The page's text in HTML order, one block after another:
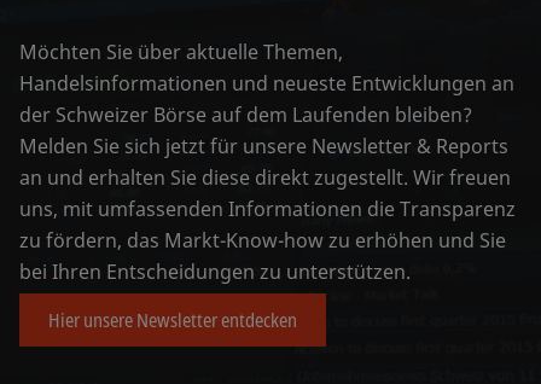
Möchten Sie über aktuelle Themen,
Handelsinformationen und neueste Entwicklungen an
der Schweizer Börse auf dem Laufenden bleiben?
Melden Sie sich jetzt für unsere Newsletter & Reports
an und erhalten Sie diese direkt zugestellt. Wir freuen
uns, mit umfassenden Informationen die Transparenz
zu fördern, das Markt-Know-how zu erhöhen und Sie
bei Ihren Entscheidungen zu unterstützen.
Hier unsere Newsletter entdecken